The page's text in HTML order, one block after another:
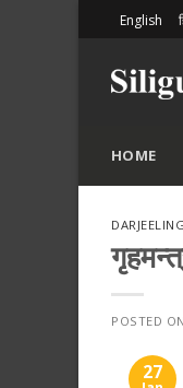
content
English
HOME
DARJEELING
POSTED ON
27